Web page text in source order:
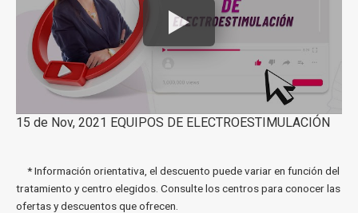
15 de Nov, 2021 EQUIPOS DE ELECTROESTIMULACIÓN
* Información orientativa, el descuento puede variar en función del
tratamiento y centro elegidos. Consulte los centros para conocer las
ofertas y descuentos que ofrecen.